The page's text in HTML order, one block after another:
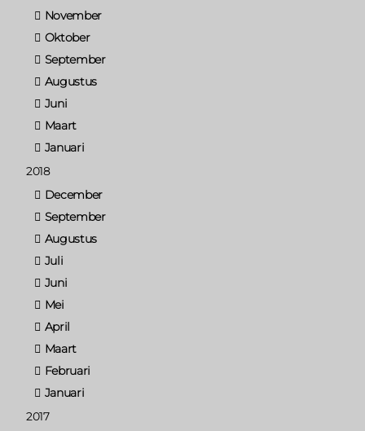
November
Oktober
September
Augustus
Juni
Maart
Januari
2018
December
September
Augustus
Juli
Juni
Mei
April
Maart
Februari
Januari
2017